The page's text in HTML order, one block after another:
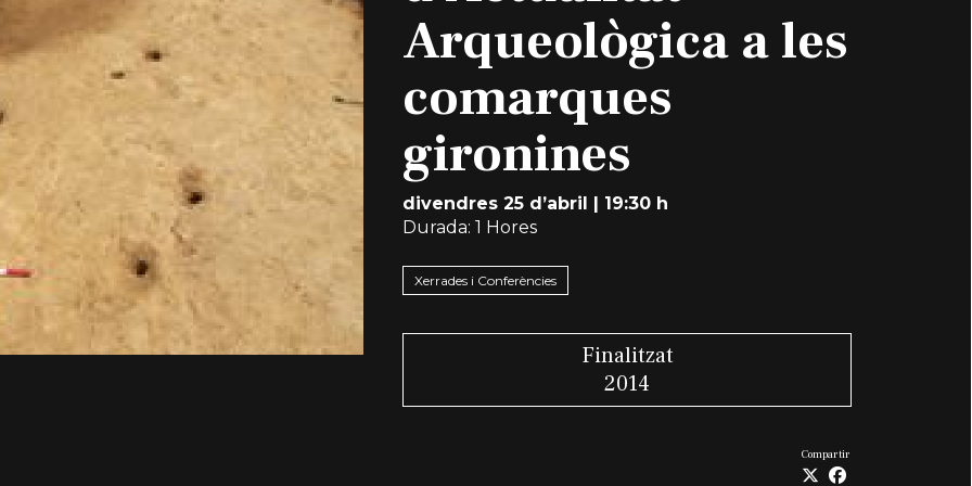
Arqueològica a les
comarques
gironines
divendres 25 d’abril
19:30 h
Durada: 1 Hores
Xerrades i Conferències
Finalitzat
2014
Compartir